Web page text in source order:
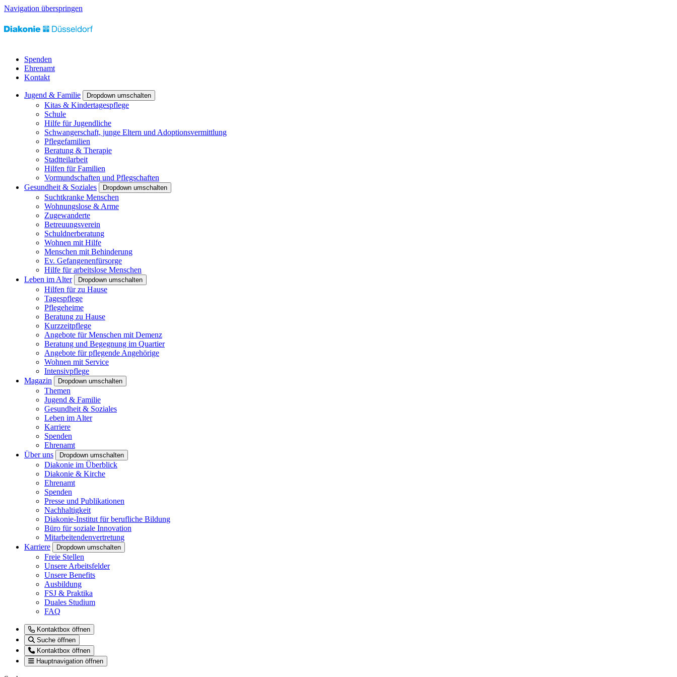
Navigation überspringen
Spenden
Ehrenamt
Kontakt
Jugend & Familie Dropdown umschalten
Kitas & Kindertagespflege
Schule
Hilfe für Jugendliche
Schwangerschaft, junge Eltern und Adoptionsvermittlung
Pflegefamilien
Beratung & Therapie
Stadtteilarbeit
Hilfen für Familien
Vormundschaften und Pflegschaften
Gesundheit & Soziales
Dropdown umschalten
Suchtkranke Menschen
Wohnungslose & Arme
Zugewanderte
Betreuungsverein
Schuldnerberatung
Wohnen mit Hilfe
Menschen mit Behinderung
Ev. Gefangenenfürsorge
Hilfe für arbeitslose Menschen
Leben im Alter
Dropdown umschalten
Hilfen für zu Hause
Tagespflege
Pflegeheime
Beratung zu Hause
Kurzzeitpflege
Angebote für Menschen mit Demenz
Beratung und Begegnung im Quartier
Angebote für pflegende Angehörige
Wohnen mit Service
Intensivpflege
Magazin
Dropdown umschalten
Themen
Jugend & Familie
Gesundheit & Soziales
Leben im Alter
Karriere
Spenden
Ehrenamt
Über uns
Dropdown umschalten
Diakonie im Überblick
Diakonie & Kirche
Ehrenamt
Spenden
Presse und Publikationen
Nachhaltigkeit
Diakonie-Institut für berufliche Bildung
Büro für soziale Innovation
Mitarbeitendenvertretung
Karriere
Dropdown umschalten
Freie Stellen
Unsere Arbeitsfelder
Unsere Benefits
Ausbildung
FSJ & Praktika
Duales Studium
FAQ
Kontaktbox öffnen
Suche öffnen
Kontaktbox öffnen
Hauptnavigation öffnen